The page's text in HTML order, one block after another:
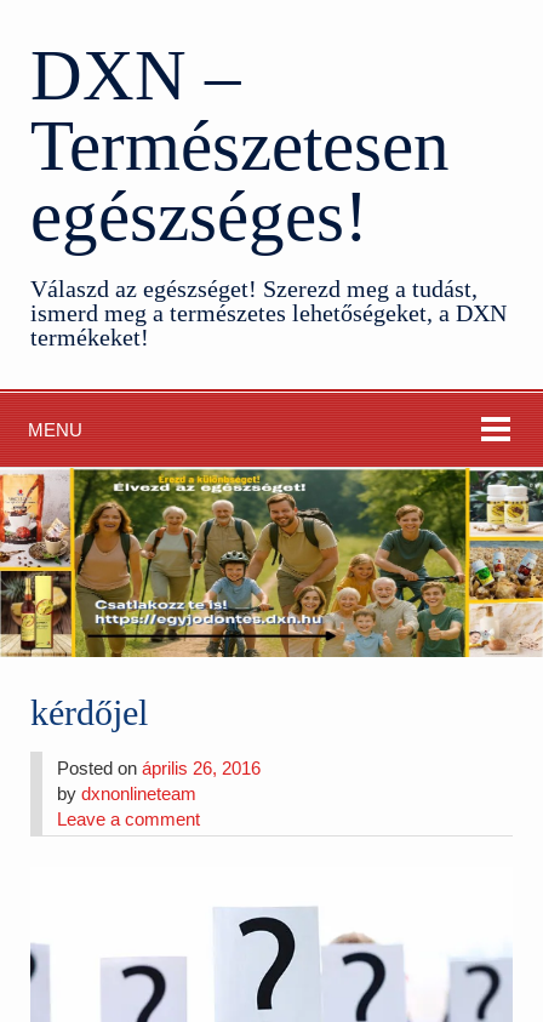
DXN –
Természetesen
egészséges!
Válaszd az egészséget! Szerezd meg a tudást,
ismerd meg a természetes lehetőségeket, a DXN
termékeket!
MENU
kérdőjel
Posted onáprilis 26, 2016
bydxnonlineteam
Leave a comment